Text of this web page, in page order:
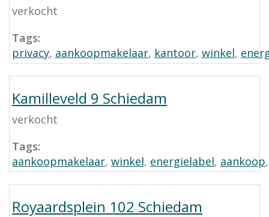
verkocht
Tags:
privacy, aankoopmakelaar, kantoor, winkel,
Kamilleveld 9 Schiedam
verkocht
Tags:
aankoopmakelaar, winkel, energielabel, aankoop
Royaardsplein 102 Schiedam